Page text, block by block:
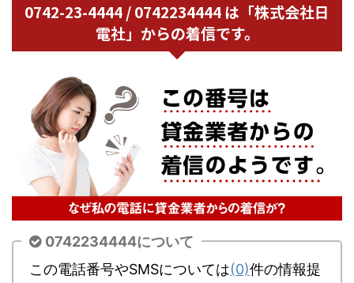
0742-23-4444 / 0742234444 は「株式会社日
電社」からの着信です。
0742234444について
この電話番号やSMSについては(0)件の情報提